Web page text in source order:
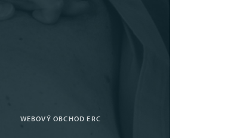
WEBOVÝ OBCHOD ERC